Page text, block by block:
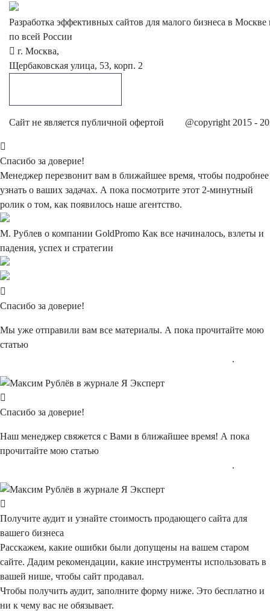
Разработка эффективных сайтов для малого бизнеса в Москве
по всей России
г. Москва,
Щербаковская улица, 53, корп. 2
Cайт не является публичной офертой @copyright 2015 -
Спасибо за доверие!
Менеджер перезвонит вам в ближайшее время, чтобы подробнее
узнать о ваших задачах. А пока посмотрите этот 2-минутный
ролик о том, как появилось наше агентство.
М. Рублев о компании GoldPromo Как все начиналось, взлеты и
падения, успех и стратегии
Спасибо за доверие!
Мы уже отправили вам все материалы. А пока прочитайте мою
статью
.
Спасибо за доверие!
Наш менеджер свяжется с Вами в ближайшее время! А пока
прочитайте мою статью
.
Получите аудит и узнайте стоимость продающего сайта для
вашего бизнеса
Расскажем, какие ошибки были допущены на вашем старом
сайте. Дадим рекомендации, какие инструменты использовать в
вашей нише, чтобы сайт продавал.
Чтобы получить аудит, заполните форму ниже. Это бесплатно и
ни к чему вас не обязывает.